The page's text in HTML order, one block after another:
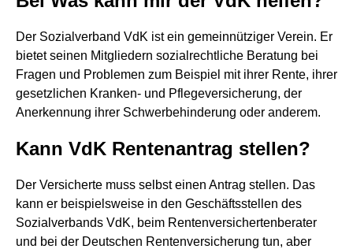
Der Sozialverband VdK ist ein gemeinnütziger Verein. Er
bietet seinen Mitgliedern sozialrechtliche Beratung bei
Fragen und Problemen zum Beispiel mit ihrer Rente, ihrer
gesetzlichen Kranken- und Pflegeversicherung, der
Anerkennung ihrer Schwerbehinderung oder anderem.
Kann VdK Rentenantrag stellen?
Der Versicherte muss selbst einen Antrag stellen. Das
kann er beispielsweise in den Geschäftsstellen des
Sozialverbands VdK, beim Rentenversichertenberater
und bei der Deutschen Rentenversicherung tun, aber